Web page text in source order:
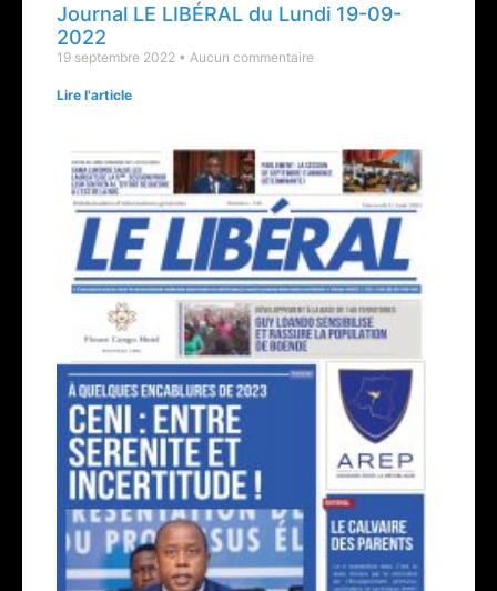
Journal LE LIBÉRAL du Lundi 19-09-
2022
19 septembre 2022 Aucun commentaire
Lire l'article